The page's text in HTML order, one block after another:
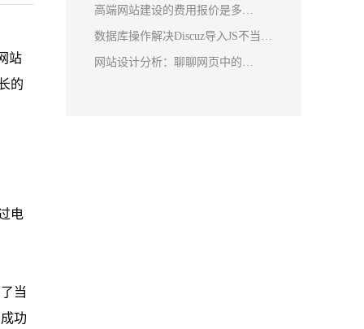
站
的
电
当
功
高端网站建设的费用报价是多…
数据库操作解决Discuz导入JS不当…
网站设计分析：聊聊网页中的…